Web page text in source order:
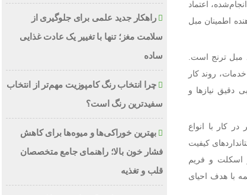
اعتماد
اطمینان مبل
مبل ترنج است.
روند کار
دقیق نیازها و
کار با انواع
کیفیت
اسکلت و فریم
با هدف احیای
راهکار جدید علمی برای جلوگیری از
سلامت مغز؛ تنها با تغییر یک عادت غذایی
ساده
چرا انتخاب رنگ کامپوزیت مهم‌تر از انتخاب
سفیدترین رنگ است؟
بهترین خوراکی‌ها و میوه‌ها برای کاهش
فشار خون بالا؛ راهنمای جامع متخصصان
قلب و تغذیه